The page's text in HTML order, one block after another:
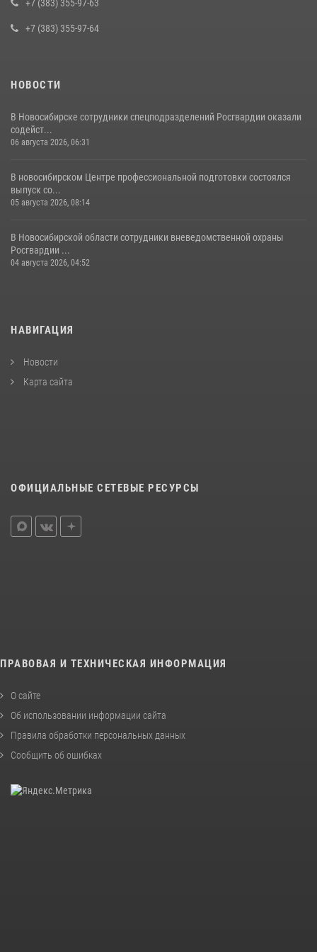
в сфере страхования
29 июля 2026, 05:19
+7 (383) 355-97-63
+7 (383) 355-97-64
НОВОСТИ
В Новосибирске сотрудники спецподразделений Росгвардии оказали
содейст...
06 августа 2026, 06:31
В новосибирском Центре профессиональной подготовки состоялся
выпуск со...
05 августа 2026, 08:14
В Новосибирской области сотрудники вневедомственной охраны
Росгвардии ...
04 августа 2026, 04:52
НАВИГАЦИЯ
Новости
Карта сайта
ОФИЦИАЛЬНЫЕ СЕТЕВЫЕ РЕСУРСЫ
ПРАВОВАЯ И ТЕХНИЧЕСКАЯ ИНФОРМАЦИЯ
О сайте
Об использовании информации сайта
Правила обработки персональных данных
Сообщить об ошибках